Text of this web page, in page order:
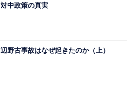
対中政策の真実
辺野古事故はなぜ起きたのか（上）